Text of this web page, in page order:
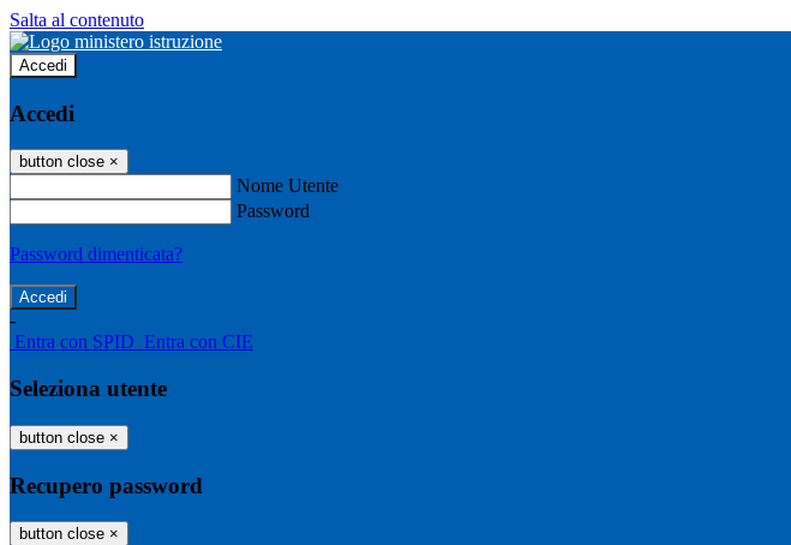
Salta al contenuto
Accedi
Accedi
button close ×
Nome Utente
Password
Password dimenticata?
-
Entra con SPID Entra con CIE
Seleziona utente
button close ×
Recupero password
button close ×